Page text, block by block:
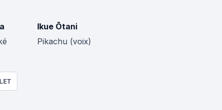
Ikue Ōtani
Pikachu (voix)